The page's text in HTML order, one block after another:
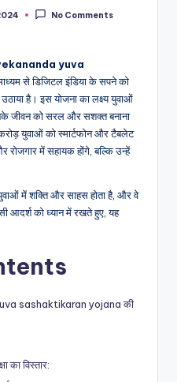
No Comments
yuva
से डिजिटल इंडिया के सपने को
है। इस योजना का लक्ष्य युवाओं
जीवन को सरल और सशक्त बनाना
युवाओं को स्मार्टफोन और टैबलेट
रोजगार में सहायक होंगे, बल्कि उन्हें
में शक्ति और साहस होता है, और वे
आदर्श को ध्यान में रखते हुए, यह
sashaktikaran yojana की
का विस्तार: